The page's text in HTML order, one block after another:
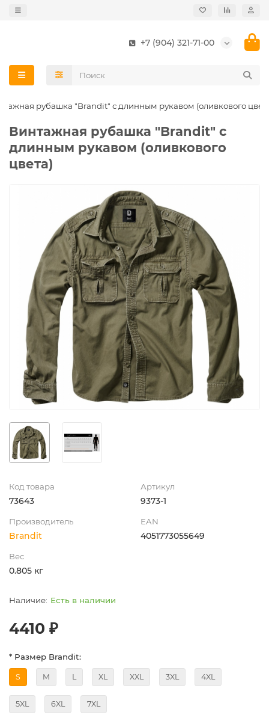
+7 (904) 321-71-00
рубашка "Brandit" с длинным рукавом (оливкового
Винтажная рубашка "Brandit" с
длинным рукавом (оливкового
цвета)
Код товара
73643
Артикул
9373-1
Производитель
Brandit
EAN
4051773055649
Вес
0.805 кг
Есть в наличии
4410 ₽
* Размер Brandit:
S M L XL XXL 3XL 4XL
5XL 6XL 7XL